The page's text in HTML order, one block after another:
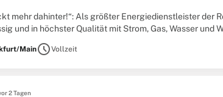
mehr dahinter!“: Als größter Energiedienstleister der
und in höchster Qualität mit Strom, Gas, Wasser und
MainscheduleVollzeit
2 Tagen